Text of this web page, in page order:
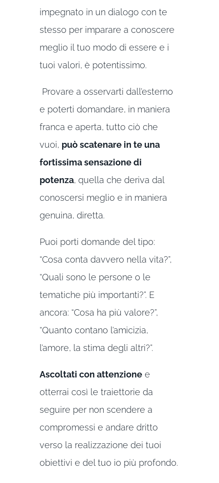
impegnato in un dialogo con te
stesso per imparare a conoscere
meglio il tuo modo di essere e i
tuoi valori, è potentissimo.
Provare a osservarti dall’esterno
e poterti domandare, in maniera
franca e aperta, tutto ciò che
vuoi, può scatenare in te una
fortissima sensazione di
potenza, quella che deriva dal
conoscersi meglio e in maniera
genuina, diretta.
Puoi porti domande del tipo:
“Cosa conta davvero nella vita?”,
“Quali sono le persone o le
tematiche più importanti?”. E
ancora: “Cosa ha più valore?”,
“Quanto contano l’amicizia,
l’amore, la stima degli altri?”.
Ascoltati con attenzionee
otterrai così le traiettorie da
seguire per non scendere a
compromessi e andare dritto
verso la realizzazione dei tuoi
obiettivi e del tuo io più profondo.